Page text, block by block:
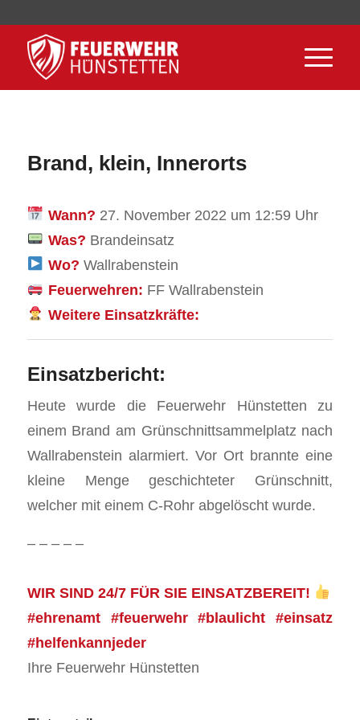
Brand, klein, Innerorts
Wann? 27. November 2022 um 12:59 Uhr
Was? Brandeinsatz
Wo? Wallrabenstein
Feuerwehren: FF Wallrabenstein
Weitere Einsatzkräfte:
Einsatzbericht:
Heute wurde die Feuerwehr Hünstetten zu
einem Brand am Grünschnittsammelplatz nach
Wallrabenstein alarmiert. Vor Ort brannte eine
kleine Menge geschichteter Grünschnitt,
welcher mit einem C-Rohr abgelöscht wurde.
– – – – –
WIR SIND 24/7 FÜR SIE EINSATZBEREIT!
#ehrenamt #feuerwehr #blaulicht #einsatz
#helfenkannjeder
Ihre Feuerwehr Hünstetten